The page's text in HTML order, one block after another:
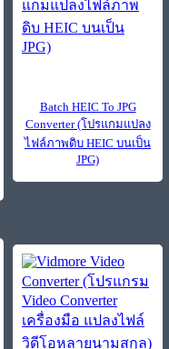
Batch HEIC To JPG
Converter (โปรแกมแปลง
ไฟล์ภาพดิบ HEIC บนเป็น
JPG)